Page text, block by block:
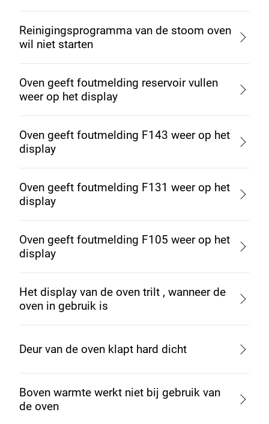
Reinigingsprogramma van de stoom oven
wil niet starten
Oven geeft foutmelding reservoir vullen
weer op het display
Oven geeft foutmelding F143 weer op het
display
Oven geeft foutmelding F131 weer op het
display
Oven geeft foutmelding F105 weer op het
display
Het display van de oven trilt , wanneer de
oven in gebruik is
Deur van de oven klapt hard dicht
Boven warmte werkt niet bij gebruik van
de oven